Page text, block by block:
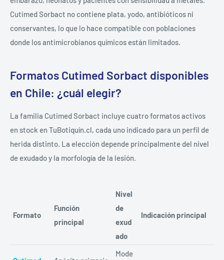
Cutimed Sorbact no contiene plata, yodo, antibióticos ni
conservantes, lo que lo hace compatible con poblaciones
donde los antimicrobianos químicos están limitados.
Formatos Cutimed Sorbact disponibles
en Chile: ¿cuál elegir?
La familia Cutimed Sorbact incluye cuatro formatos activos
en stock en TuBotiquín.cl, cada uno indicado para un perfil de
herida distinto. La elección depende principalmente del nivel
de exudado y la morfología de la lesión.
Formato
Función
principal
Nivel
de
exud
ado
Indicación principal
Mode